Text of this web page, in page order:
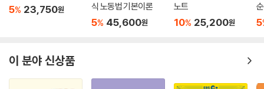
5% 23,750원
식 노동법 기본이론
5% 45,600원
노트
10% 25,200원
(
5
이 분야 신상품